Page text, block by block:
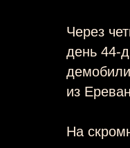
Через
день 44-
из
На